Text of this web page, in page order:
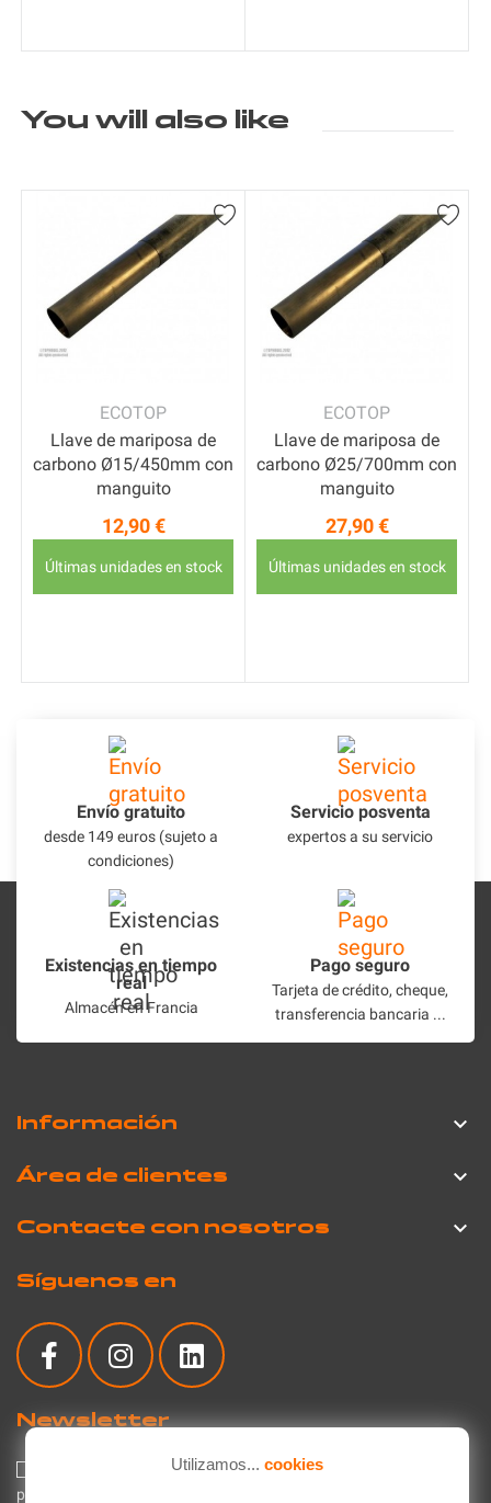
You will also like
ECOTOP
Llave de mariposa de
carbono Ø15/450mm con
manguito
Precio
12,90 €
Últimas unidades en stock
ECOTOP
Llave de mariposa de
carbono Ø25/700mm con
manguito
Precio
27,90 €
Últimas unidades en stock
Envío gratuito
desde 149 euros (sujeto a
condiciones)
Servicio posventa
expertos a su servicio
Existencias en tiempo
real
Almacén en Francia
Pago seguro
Tarjeta de crédito, cheque,
transferencia bancaria ...
Información 
Área de clientes 
Síguenos en
Newsletter
Acepto la política de privacidad relativa al uso de mis datos
personales.
Contacte con nosotros 
Utilizamos... cookies